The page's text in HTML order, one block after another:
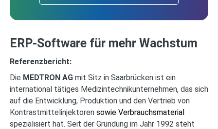
ERP-Software für mehr Wachstum
Referenzbericht:
Die MEDTRON AG mit Sitz in Saarbrücken ist ein
international tätiges Medizintechnikunternehmen, das sich
auf die Entwicklung, Produktion und den Vertrieb von
Kontrastmittelinjektoren sowie Verbrauchsmaterial
spezialisiert hat. Seit der Gründung im Jahr 1992 steht